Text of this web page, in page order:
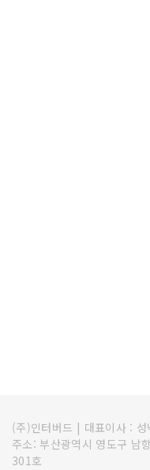
(주)인터버드 | 대표이사 : 성
주소: 부산광역시 영도구 남
301호